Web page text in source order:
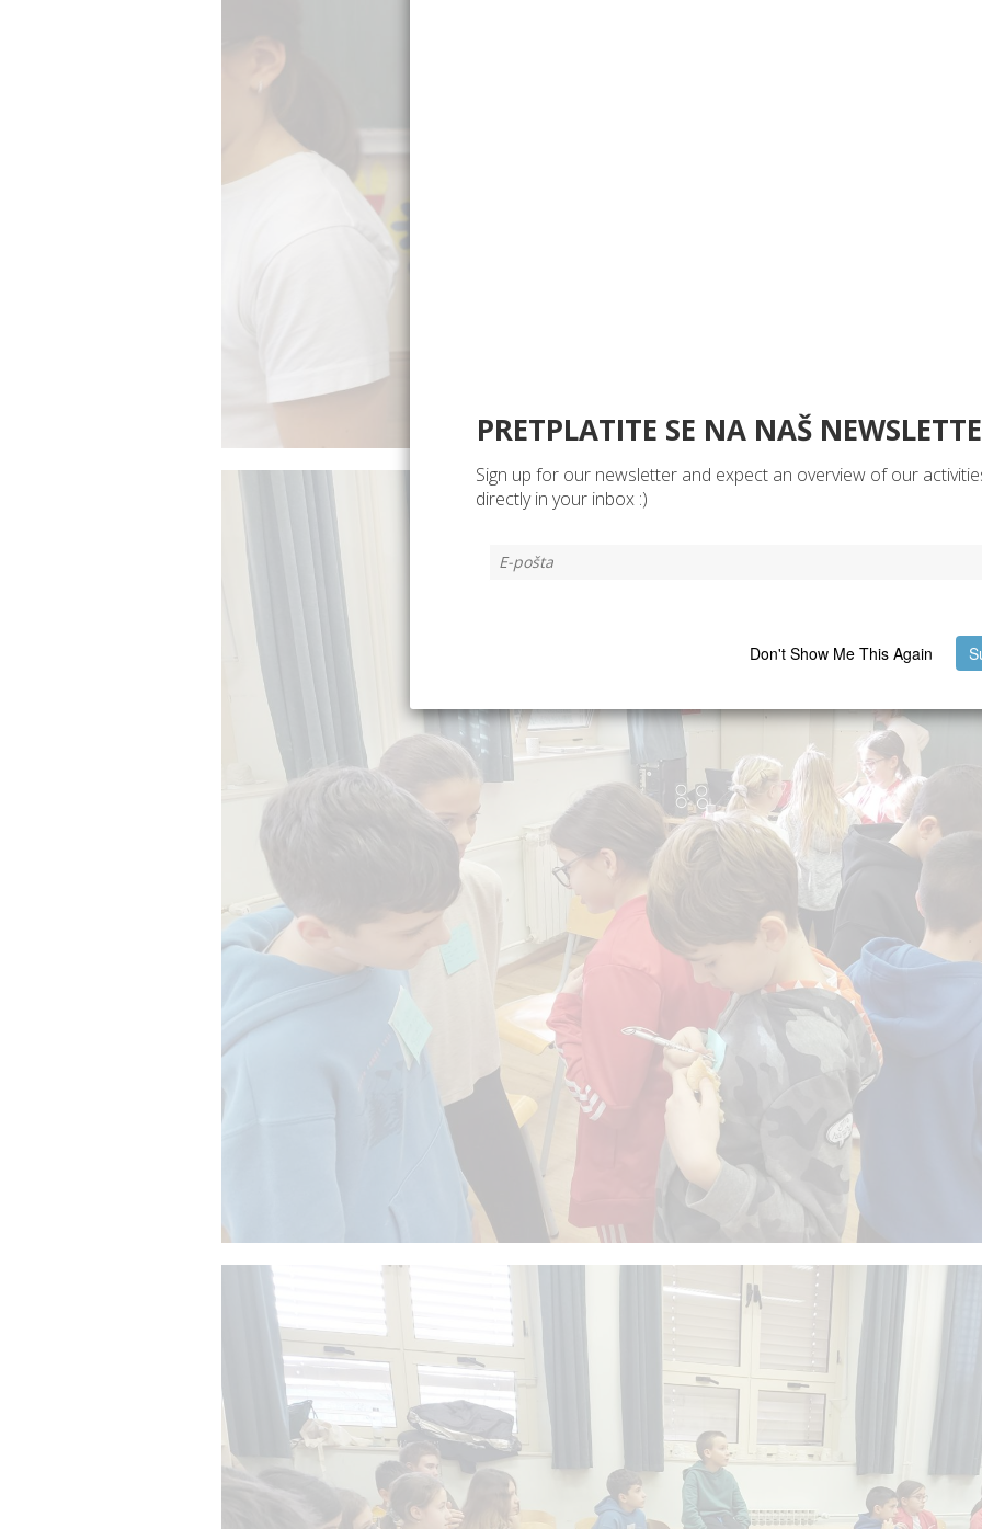
PRETPLATITE SE NA NAŠ
Sign up for our newsletter and expect an overview of our
directly in your inbox :)
Don't Show Me This Again